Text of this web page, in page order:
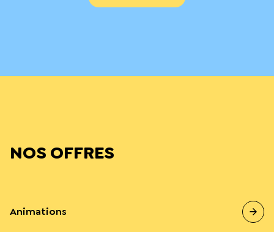
NOS OFFRES
Animations